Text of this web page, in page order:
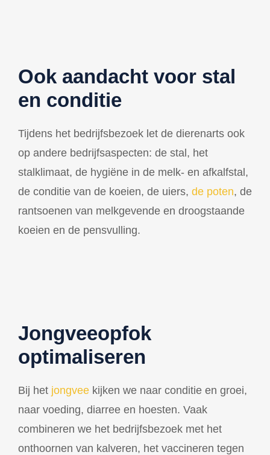
Ook aandacht voor stal
en conditie
Tijdens het bedrijfsbezoek let de dierenarts ook
op andere bedrijfsaspecten: de stal, het
stalklimaat, de hygiëne in de melk- en afkalfstal,
de conditie van de koeien, de uiers, de poten, de
rantsoenen van melkgevende en droogstaande
koeien en de pensvulling.
Jongveeopfok
optimaliseren
Bij het jongvee kijken we naar conditie en groei,
naar voeding, diarree en hoesten. Vaak
combineren we het bedrijfsbezoek met het
onthoornen van kalveren, het vaccineren tegen